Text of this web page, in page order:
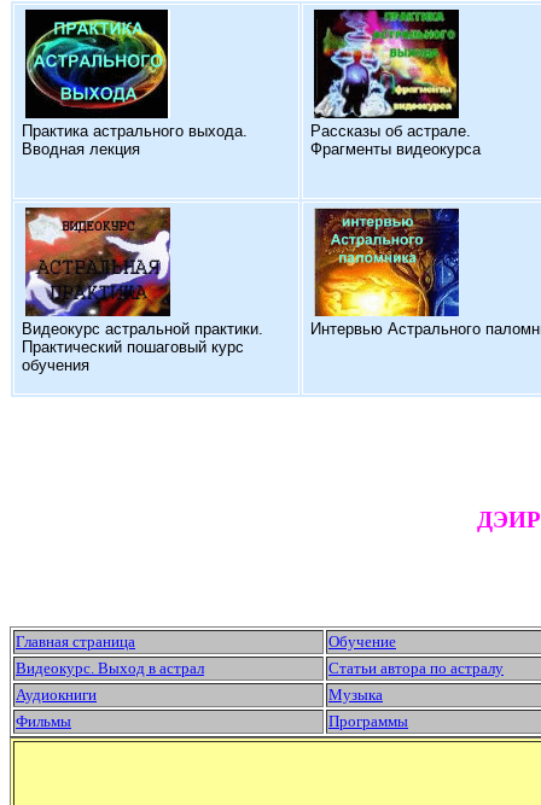
Практика астрального выхода.
Вводная лекция
Рассказы об астрале.
Фрагменты видеокурса
Видеокурс астральной практики.
Практический пошаговый курс
обучения
Интервью Астрального
ДЭИР
Главная страница
Обучение
Видеокурс. Выход в астрал
Статьи автора по астралу
Аудиокниги
Музыка
Фильмы
Программы